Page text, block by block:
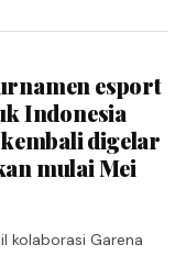
esport
Indonesia
digelar
mulai Mei
kolaborasi Garena